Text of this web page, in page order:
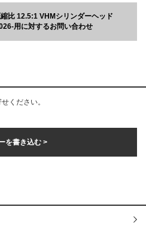
比 12.5:1 VHMシリンダーヘッド
用に対するお問い合わせ
ください。
を書き込む >